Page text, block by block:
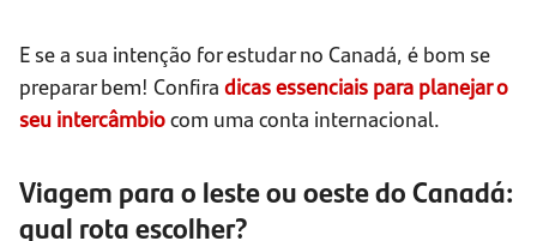
E se a sua intenção for estudar no Canadá, é bom se
preparar bem! Confira dicas essenciais para planejar o
seu intercâmbiocom uma conta internacional.
Viagem para o leste ou oeste do Canadá:
qual rota escolher?